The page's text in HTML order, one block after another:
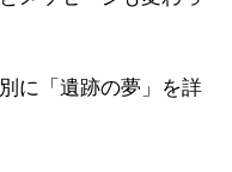
に「遺跡の夢」を詳